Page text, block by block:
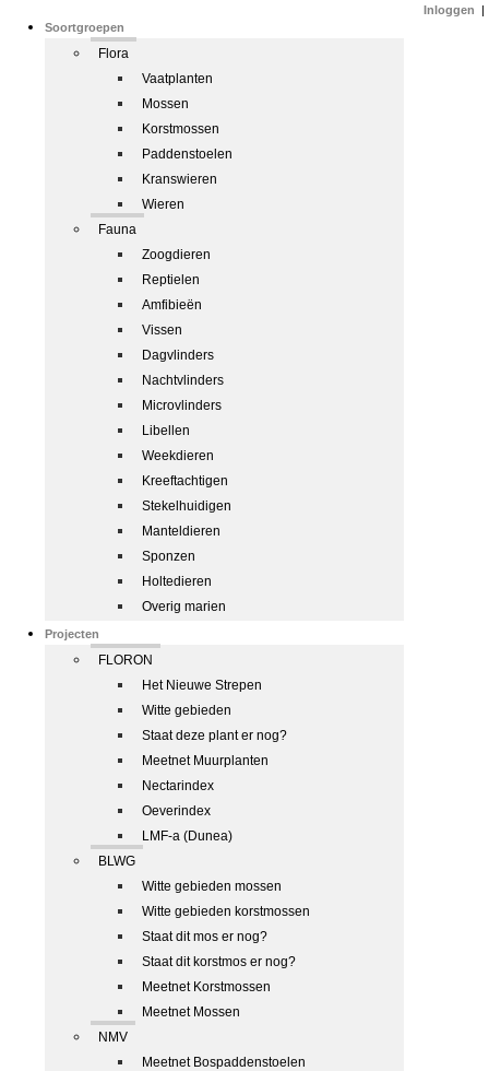
Soortgroepen
Flora
Vaatplanten
Mossen
Korstmossen
Paddenstoelen
Kranswieren
Wieren
Fauna
Zoogdieren
Reptielen
Amfibieën
Vissen
Dagvlinders
Nachtvlinders
Microvlinders
Libellen
Weekdieren
Kreeftachtigen
Stekelhuidigen
Manteldieren
Sponzen
Holtedieren
Overig marien
Projecten
FLORON
Het Nieuwe Strepen
Witte gebieden
Staat deze plant er nog?
Meetnet Muurplanten
Nectarindex
Oeverindex
LMF-a (Dunea)
BLWG
Witte gebieden mossen
Witte gebieden korstmossen
Staat dit mos er nog?
Staat dit korstmos er nog?
Meetnet Korstmossen
Meetnet Mossen
NMV
Meetnet Bospaddenstoelen
Inloggen |